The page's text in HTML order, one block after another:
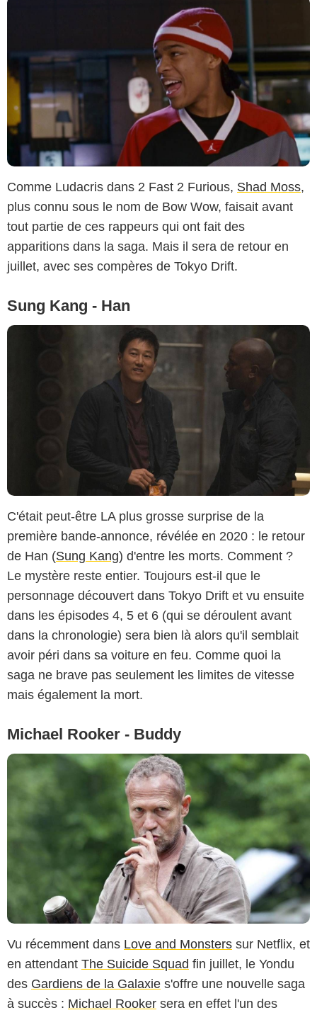
Comme Ludacris dans 2 Fast 2 Furious, Shad Moss,
plus connu sous le nom de Bow Wow, faisait avant
tout partie de ces rappeurs qui ont fait des
apparitions dans la saga. Mais il sera de retour en
juillet, avec ses compères de Tokyo Drift.
Sung Kang - Han
C'était peut-être LA plus grosse surprise de la
première bande-annonce, révélée en 2020 : le retour
de Han (Sung Kang) d'entre les morts. Comment ?
Le mystère reste entier. Toujours est-il que le
personnage découvert dans Tokyo Drift et vu ensuite
dans les épisodes 4, 5 et 6 (qui se déroulent avant
dans la chronologie) sera bien là alors qu'il semblait
avoir péri dans sa voiture en feu. Comme quoi la
saga ne brave pas seulement les limites de vitesse
mais également la mort.
Michael Rooker - Buddy
Vu récemment dans Love and Monsters sur Netflix, et
en attendant The Suicide Squad fin juillet, le Yondu
des Gardiens de la Galaxie s'offre une nouvelle saga
à succès : Michael Rooker sera en effet l'un des